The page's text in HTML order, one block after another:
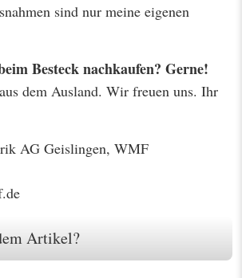
sind nur meine eigenen
Besteck nachkaufen? Gerne!
aus dem Ausland. Wir freuen uns. Ihr
AG Geislingen, WMF
Artikel?